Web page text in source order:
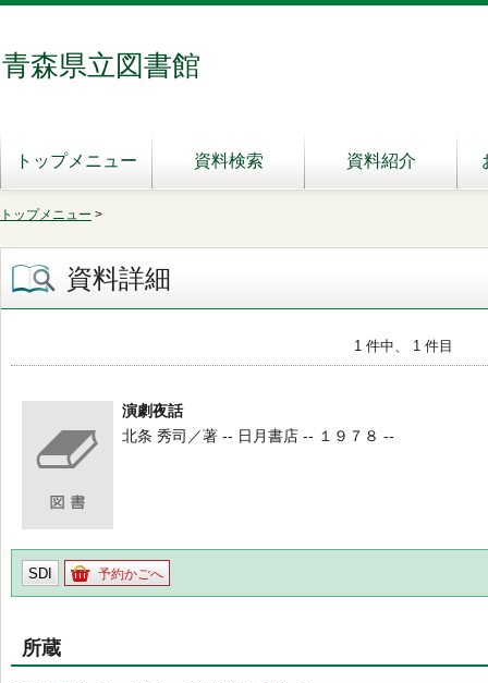
青森県立図書館
トップメニュー 資料検索 資料紹介
トップメニュー >
資料詳細
1 件中、 1 件目
演劇夜話
北条 秀司／著 -- 日月書店 -- １９７８ --
SDI 予約かごへ
所蔵